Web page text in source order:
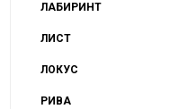
ЛАБИРИНТ
ЛИСТ
ЛОКУС
РИВА